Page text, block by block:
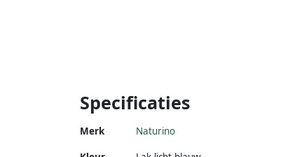
Specificaties
Merk Naturino